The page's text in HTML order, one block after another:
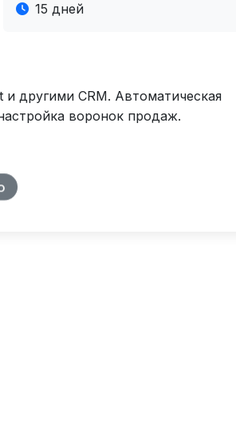
15 дней
другими CRM. Автоматическая
воронок продаж.